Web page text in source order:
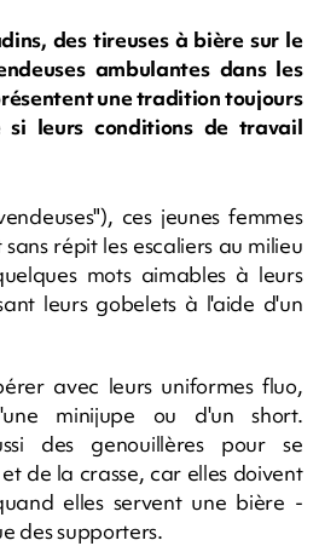
des tireuses à bière sur le
ambulantes dans les
une tradition toujours
si leurs conditions de travail
ces jeunes femmes
répit les escaliers au milieu
mots aimables à leurs
leurs gobelets à l'aide d'un
avec leurs uniformes fluo,
minijupe ou d'un short.
des genouillères pour se
de la crasse, car elles doivent
elles servent une bière -
des supporters.